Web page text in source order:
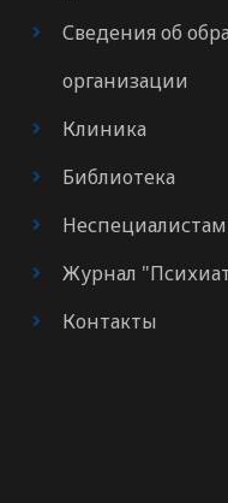
Сведения об
организации
Клиника
Библиотека
Неспециалистам
Журнал
Контакты